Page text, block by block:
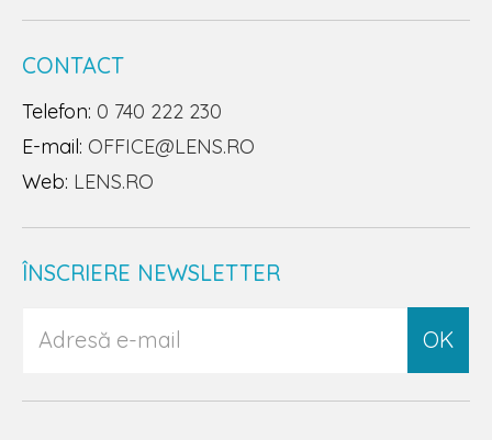
CONTACT
Telefon: 0 740 222 230
E-mail: OFFICE@LENS.RO
Web: LENS.RO
ÎNSCRIERE NEWSLETTER
OK